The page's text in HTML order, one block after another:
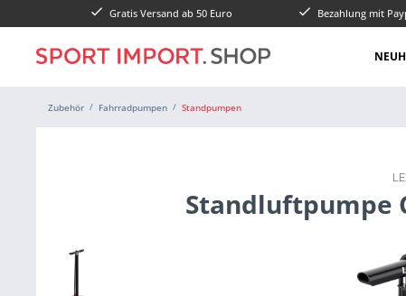
Gratis Versand ab 50 Euro Bezahlung mit
Zubehör Fahrradpumpen Standpumpen
Standluftpumpe